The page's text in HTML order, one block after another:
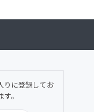
りに登録してお
。